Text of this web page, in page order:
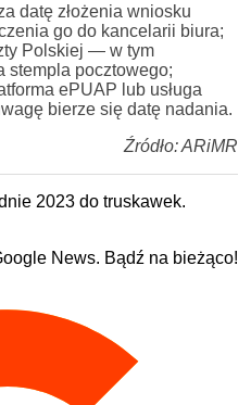
datę złożenia wniosku
go do kancelarii biura;
Polskiej — w tym
stempla pocztowego;
ePUAP lub usługa
bierze się datę nadania.
Źródło: ARiMR
2023 do truskawek.
News. Bądź na bieżąco!